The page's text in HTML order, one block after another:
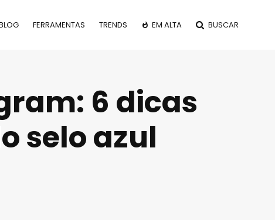
FERRAMENTAS TRENDS EM ALTA BUSCAR
6 dicas
selo azul